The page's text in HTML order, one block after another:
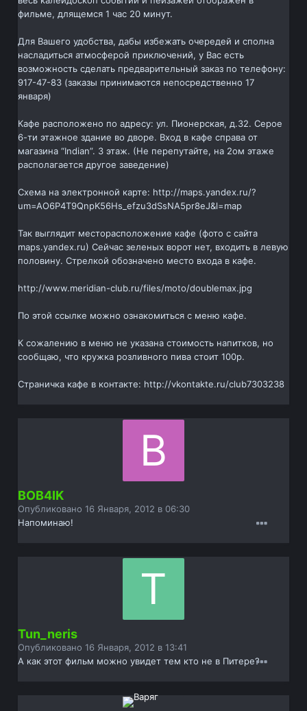
фильме, длящемся 1 час 20 минут.
Для Вашего удобства, дабы избежать очередей и сполна
насладиться атмосферой приключений, у Вас есть
возможность сделать предварительный заказ по телефону:
917-47-83 (заказы принимаются непосредственно 17
января)
Кафе расположено по адресу: ул. Пионерская, д.32. Серое
6-ти этажное здание во дворе. Вход в кафе справа от
магазина “Indian”. 3 этаж. (Не перепутайте, на 2ом этаже
располагается другое заведение)
Схема на электронной карте: http://maps.yandex.ru/?
um=AO6P4T9QnpK56Hs_efzu3dSsNA5pr8eJ&l=map
Так выглядит месторасположение кафе (фото с сайта
maps.yandex.ru) Сейчас зеленых ворот нет, входить в левую
половину. Стрелкой обозначено место входа в кафе.
http://www.meridian-club.ru/files/moto/doublemax.jpg
По этой ссылке можно ознакомиться с меню кафе.
К сожалению в меню не указана стоимость напитков, но
сообщаю, что кружка розливного пива стоит 100р.
Страничка кафе в контакте: http://vkontakte.ru/club7303238
BOB4IK
Опубликовано16 Января, 2012 в 06:30
Напоминаю!
Tun_neris
Опубликовано16 Января, 2012 в 13:41
А как этот фильм можно увидет тем кто не в Питере?